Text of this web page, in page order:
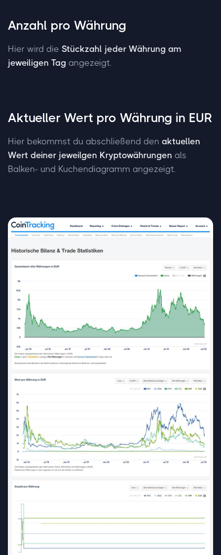
Anzahl pro Währung
Hier wird die Stückzahl jeder Währung am
jeweiligen Tag angezeigt.
Aktueller Wert pro Währung in EUR
Hier bekommst du abschließend den aktuellen
Wert deiner jeweilgen Kryptowährungen als
Balken- und Kuchendiagramm angezeigt.